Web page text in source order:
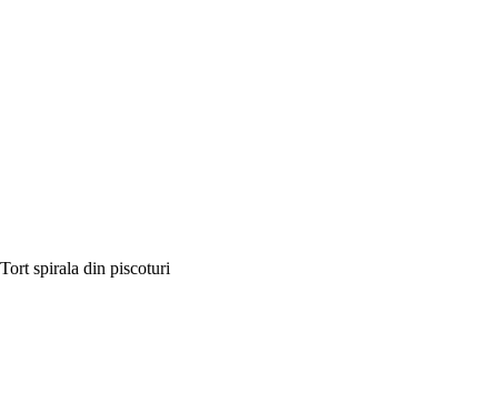
Tort spirala din piscoturi